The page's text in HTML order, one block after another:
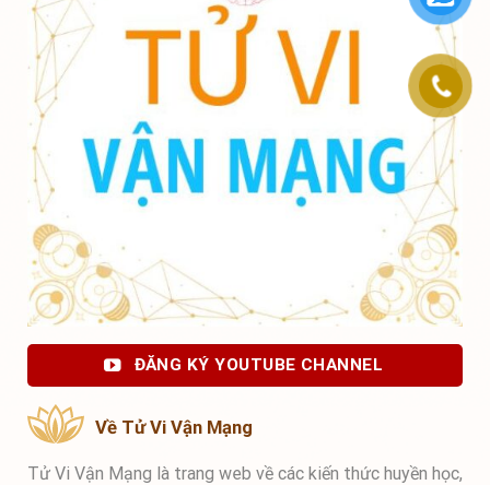
ĐĂNG KÝ YOUTUBE CHANNEL
Về Tử Vi Vận Mạng
Tử Vi Vận Mạng là trang web về các kiến thức huyền học,